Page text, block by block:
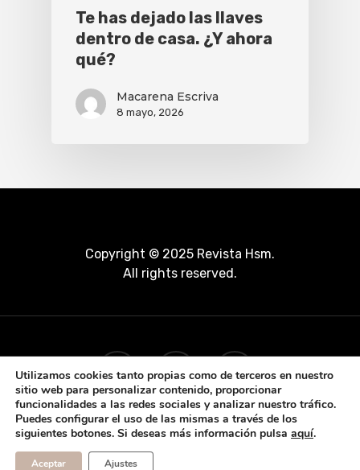
Te has dejado las llaves
dentro de casa. ¿Y ahora
qué?
Macarena Escriva
8 mayo, 2026
Copyright © 2025 Revista Hsm.
All rights reserved.
Utilizamos cookies tanto propias como de terceros en nuestro
sitio web para personalizar contenido, proporcionar
funcionalidades a las redes sociales y analizar nuestro tráfico.
Puedes configurar el uso de las mismas a través de los
siguientes botones. Si deseas más información pulsa aquí.
Aceptar Ajustes